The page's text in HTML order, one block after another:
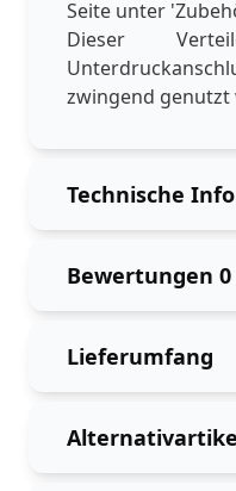
Seite unter
Dieser
zwingend genutzt
Technische Info
Bewertungen 0
Lieferumfang